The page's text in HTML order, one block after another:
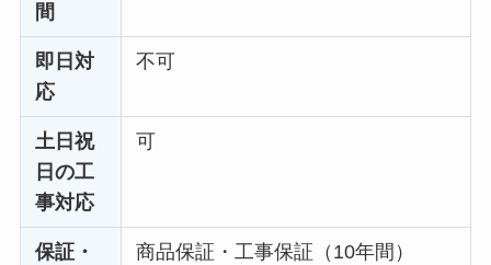
間
即日対
応
不可
土日祝
日の工
事対応
可
保証・
商品保証・工事保証（10年間）